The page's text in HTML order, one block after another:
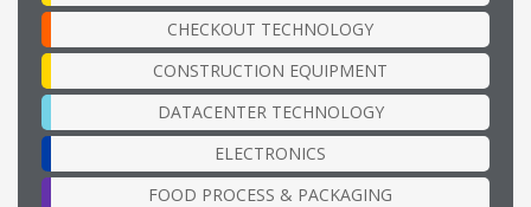
CHECKOUT TECHNOLOGY
CONSTRUCTION EQUIPMENT
DATACENTER TECHNOLOGY
ELECTRONICS
FOOD PROCESS & PACKAGING